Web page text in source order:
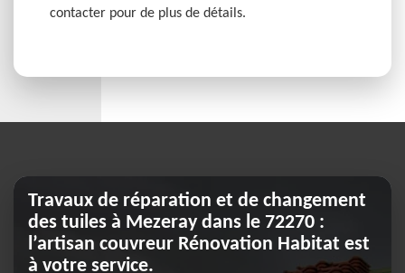
contacter pour de plus de détails.
Travaux de réparation et de changement
des tuiles à Mezeray dans le 72270 :
l’artisan couvreur Rénovation Habitat est
à votre service.